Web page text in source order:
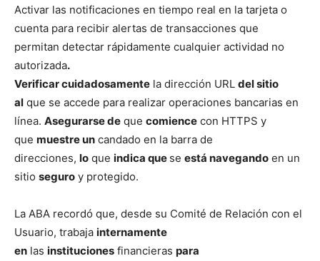
Activar las notificaciones en tiempo real en la tarjeta o
cuenta para recibir alertas de transacciones que
permitan detectar rápidamente cualquier actividad no
autorizada.
Verificar cuidadosamente la dirección URL del sitio
al que se accede para realizar operaciones bancarias en
línea. Asegurarse de que comience con HTTPS y
que muestre un candado en la barra de
direcciones, lo que indica que se está navegando en un
sitio seguro y protegido.
La ABA recordó que, desde su Comité de Relación con el
Usuario, trabaja internamente
en las instituciones financieras para